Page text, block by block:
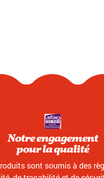
Notre engagement
pour la qualité
sont soumis à des